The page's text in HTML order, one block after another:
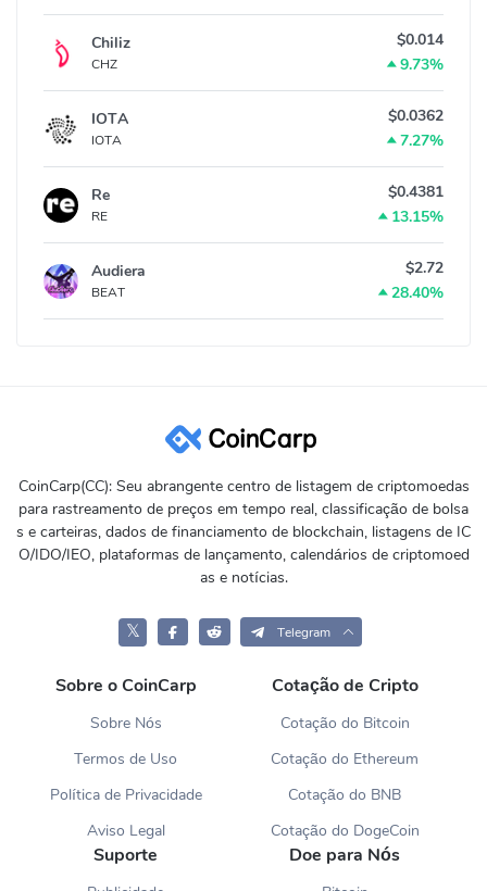
Chiliz
CHZ
$0.014
9.73%
IOTA
IOTA
$0.0362
7.27%
Re
RE
$0.4381
13.15%
Audiera
BEAT
$2.72
28.40%
CoinCarp(CC): Seu abrangente centro de listagem de criptomoedas
para rastreamento de preços em tempo real, classificação de bolsa
s e carteiras, dados de financiamento de blockchain, listagens de IC
O/IDO/IEO, plataformas de lançamento, calendários de criptomoed
as e notícias.
𝕏 Telegram
Sobre o CoinCarp
Sobre Nós
Termos de Uso
Política de Privacidade
Aviso Legal
Cotação de Cripto
Cotação do Bitcoin
Cotação do Ethereum
Cotação do BNB
Cotação do DogeCoin
Suporte Doe para Nós